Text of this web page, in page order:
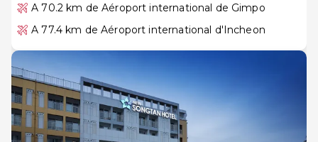
A 70.2 km de Aéroport international de Gimpo
A 77.4 km de Aéroport international d'Incheon